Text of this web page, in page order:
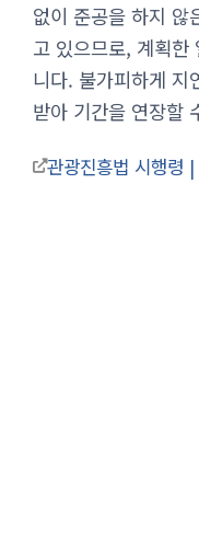
없이 준공을 하지 않
고 있으므로, 계획한
니다. 불가피하게 지
받아 기간을 연장할
관광진흥법 시행령